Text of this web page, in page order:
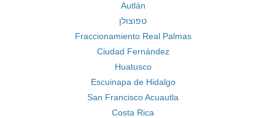
Autlán
טפוצולן
Fraccionamiento Real Palmas
Ciudad Fernández
Huatusco
Escuinapa de Hidalgo
San Francisco Acuautla
Costa Rica